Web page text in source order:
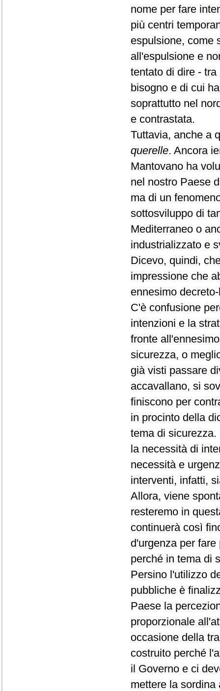
nome per fare
più centri
espulsione, come
all'espulsione e
tentato di dire -
bisogno e di cui
soprattutto nel
e contrastata.
Tuttavia, anche a
querelle. Ancora
Mantovano ha
nel nostro Paese
ma di un
sottosviluppo di
Mediterraneo o
industrializzato e
Dicevo, quindi,
impressione che
ennesimo
C'è confusione
intenzioni e la
fronte
sicurezza, o
già visti passare
accavallano, si
finiscono per
in procinto della
tema di
la necessità di
necessità e
interventi, infatti,
Allora, viene
resteremo in
continuerà così
d'urgenza per
perché in tema di
Persino l'utilizzo
pubbliche è
Paese la
proporzionale
occasione della
costruito perché
il Governo e ci
mettere la